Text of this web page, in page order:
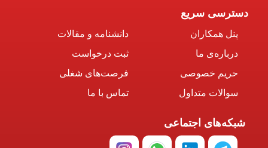
دسترسی سریع
پنل همکاران
درباره‌ی ما
حریم خصوصی
سوالات متداول
دانشنامه و مقالات
ثبت درخواست
فرصت‌های شغلی
تماس با ما
شبکه‌های اجتماعی